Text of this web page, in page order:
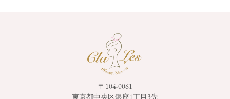
〒104-0061
東京都中央区銀座1丁目3先